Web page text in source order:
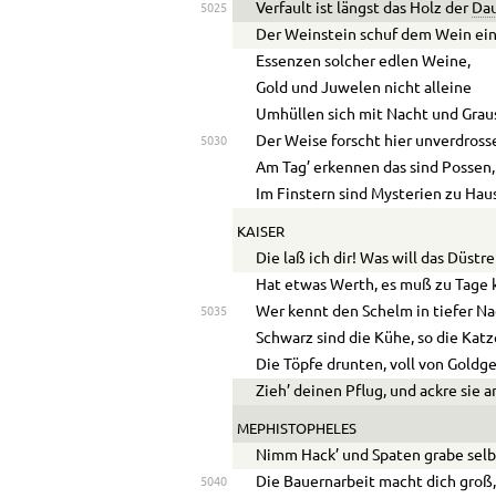
5025 Verfault ist längst das Holz der
Der Weinstein schuf dem Wein
Essenzen solcher edlen Weine,
Gold und Juwelen nicht alleine
Umhüllen sich mit Nacht und
5030
Der Weise forscht hier
Am Tag’ erkennen das sind Possen,
Im Finstern sind Mysterien zu
KAISER
Die laß ich dir! Was will das
Hat etwas Werth, es muß zu Tage
5035
Wer kennt den Schelm in tiefer
Schwarz sind die Kühe, so die
Die Töpfe drunten, voll von
Zieh’ deinen Pflug, und ackre sie
MEPHISTOPHELES
Nimm Hack’ und Spaten grabe
5040
Die Bauernarbeit macht dich groß,